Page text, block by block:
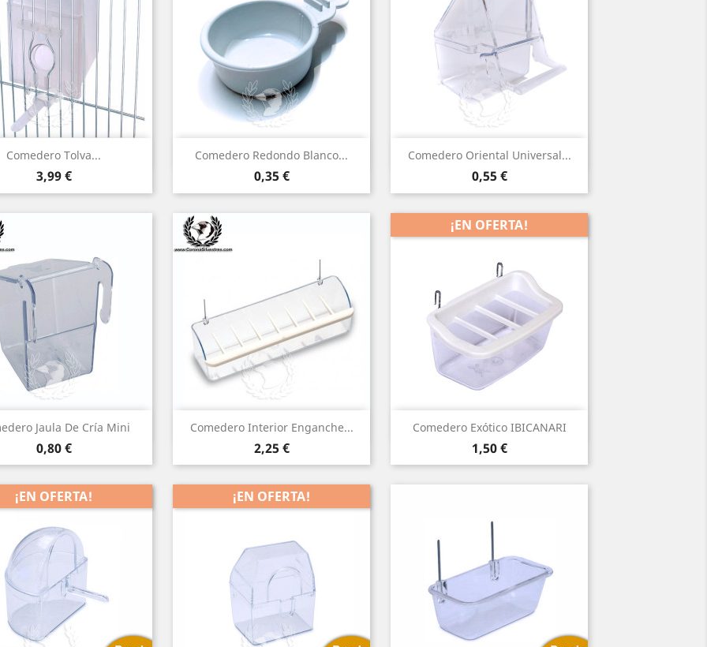
Comedero Tolva...
Precio
3,99 €
Vista rápida Comedero Redondo Blanco...
Precio
0,35 €
Vista rápida Comedero Oriental Universal...
Precio
0,55 €
Vista rápida
Jaula De Cría Mini
Precio
0,80 €
Vista rápida Comedero Interior Enganche...
Precio
2,25 €
Vista rápida Comedero Exótico IBICANARI
Precio
1,50 €
¡EN OFERTA!
Vista rápida
¡EN OFERTA! ¡EN OFERTA!